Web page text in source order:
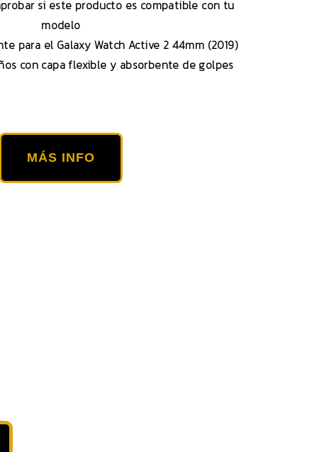
si este producto es compatible con tu
modelo
para el Galaxy Watch Active 2 44mm (2019)
con capa flexible y absorbente de golpes
MÁS INFO